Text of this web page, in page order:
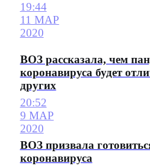
19:44
11 МАР
2020
ВОЗ рассказала, чем
коронавируса будет
других
20:52
9 МАР
2020
ВОЗ призвала
коронавируса